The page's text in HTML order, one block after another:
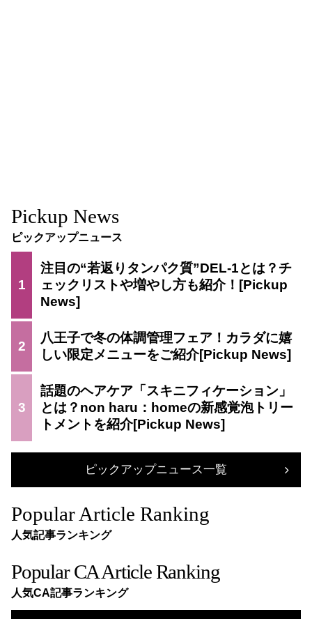
Pickup News
ピックアップニュース
1
注目の“若返りタンパク質”DEL-1とは？チ
ェックリストや増やし方も紹介！
2
八王子で冬の体調管理フェア！カラダに嬉
しい限定メニューをご紹介
3
話題のヘアケア「スキニフィケーション」
とは？non haru：homeの新感覚泡トリー
トメントを紹介
ピックアップニュース一覧
Popular Article Ranking
人気記事ランキング
Popular CA Article Ranking
人気CA記事ランキング